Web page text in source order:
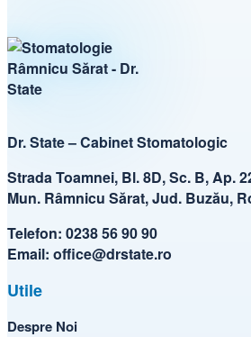
Dr. State – Cabinet Stomatologic
Strada Toamnei, Bl. 8D, Sc. B, Ap.
Mun. Râmnicu Sărat, Jud. Buzău,
Telefon: 0238 56 90 90
Email: office@drstate.ro
Utile
Despre Noi